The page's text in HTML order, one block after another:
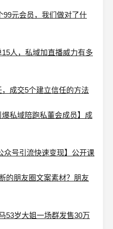
99元会员，我们做对了什
人，私域加直播威力有多
成交5个建立信任的方法
私域陪跑私董会成员】成
众号引流快速变现】公开课
的朋友圈文案素材？朋友
53岁大姐一场群发售30万